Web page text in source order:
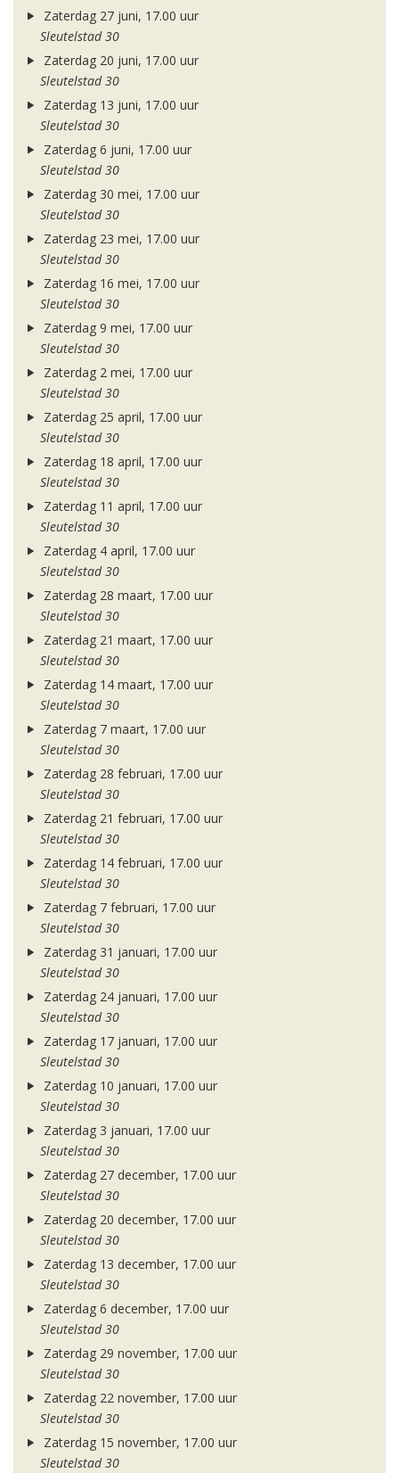
Zaterdag 27 juni, 17.00 uur
Sleutelstad 30
Zaterdag 20 juni, 17.00 uur
Sleutelstad 30
Zaterdag 13 juni, 17.00 uur
Sleutelstad 30
Zaterdag 6 juni, 17.00 uur
Sleutelstad 30
Zaterdag 30 mei, 17.00 uur
Sleutelstad 30
Zaterdag 23 mei, 17.00 uur
Sleutelstad 30
Zaterdag 16 mei, 17.00 uur
Sleutelstad 30
Zaterdag 9 mei, 17.00 uur
Sleutelstad 30
Zaterdag 2 mei, 17.00 uur
Sleutelstad 30
Zaterdag 25 april, 17.00 uur
Sleutelstad 30
Zaterdag 18 april, 17.00 uur
Sleutelstad 30
Zaterdag 11 april, 17.00 uur
Sleutelstad 30
Zaterdag 4 april, 17.00 uur
Sleutelstad 30
Zaterdag 28 maart, 17.00 uur
Sleutelstad 30
Zaterdag 21 maart, 17.00 uur
Sleutelstad 30
Zaterdag 14 maart, 17.00 uur
Sleutelstad 30
Zaterdag 7 maart, 17.00 uur
Sleutelstad 30
Zaterdag 28 februari, 17.00 uur
Sleutelstad 30
Zaterdag 21 februari, 17.00 uur
Sleutelstad 30
Zaterdag 14 februari, 17.00 uur
Sleutelstad 30
Zaterdag 7 februari, 17.00 uur
Sleutelstad 30
Zaterdag 31 januari, 17.00 uur
Sleutelstad 30
Zaterdag 24 januari, 17.00 uur
Sleutelstad 30
Zaterdag 17 januari, 17.00 uur
Sleutelstad 30
Zaterdag 10 januari, 17.00 uur
Sleutelstad 30
Zaterdag 3 januari, 17.00 uur
Sleutelstad 30
Zaterdag 27 december, 17.00 uur
Sleutelstad 30
Zaterdag 20 december, 17.00 uur
Sleutelstad 30
Zaterdag 13 december, 17.00 uur
Sleutelstad 30
Zaterdag 6 december, 17.00 uur
Sleutelstad 30
Zaterdag 29 november, 17.00 uur
Sleutelstad 30
Zaterdag 22 november, 17.00 uur
Sleutelstad 30
Zaterdag 15 november, 17.00 uur
Sleutelstad 30